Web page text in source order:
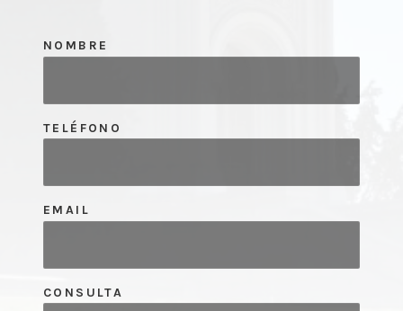
NOMBRE
TELÉFONO
EMAIL
CONSULTA